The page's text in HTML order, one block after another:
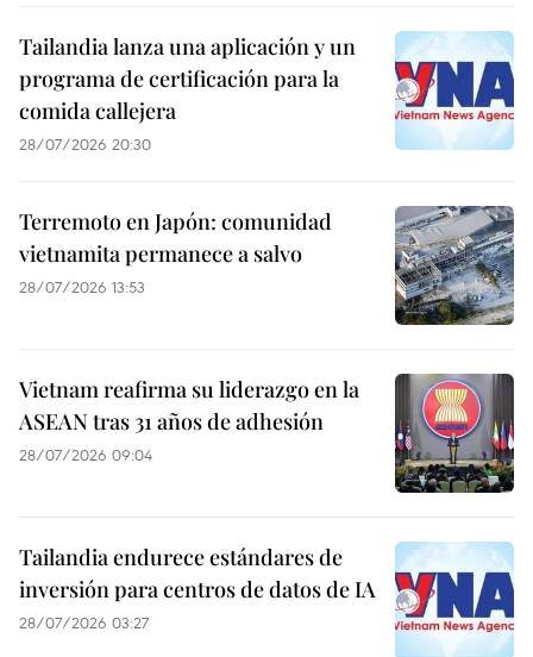
Tailandia lanza una aplicación y un
programa de certificación para la
comida callejera
28/07/2026 20:30
Terremoto en Japón: comunidad
vietnamita permanece a salvo
28/07/2026 13:53
Vietnam reafirma su liderazgo en la
ASEAN tras 31 años de adhesión
28/07/2026 09:04
Tailandia endurece estándares de
inversión para centros de datos de IA
28/07/2026 03:27